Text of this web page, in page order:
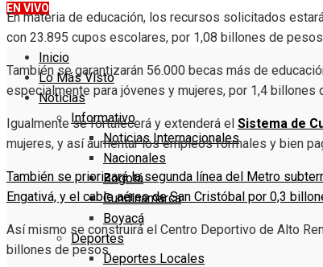
EN VIVO
Inicio
Lo Más Visto
Noticias
Informativo
Noticias Internacionales
Nacionales
Bogotá
Cundinamarca
Boyacá
Deportes
Deportes Locales
En materia de educación, los recursos solicitados
con 23.895 cupos escolares, por 1,08 billones de
También se garantizarán 56.000 becas más de
especialmente para jóvenes y mujeres, por 1,4 billones
Igualmente se fortalecerá y extenderá el Sistema de
mujeres, y así aumentar los empleos formales y bien
También se priorizará la segunda línea del Metro
Engativá, y el cable aéreo de San Cristóbal por 0,3
Así mismo se construirá el Centro Deportivo de Alto
billones de pesos.